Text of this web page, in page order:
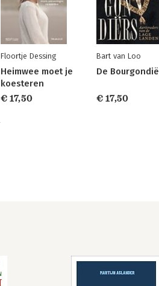
Floortje Dessing
Heimwee moet je
koesteren
€ 17,50
Bart van Loo
De
€ 17,50